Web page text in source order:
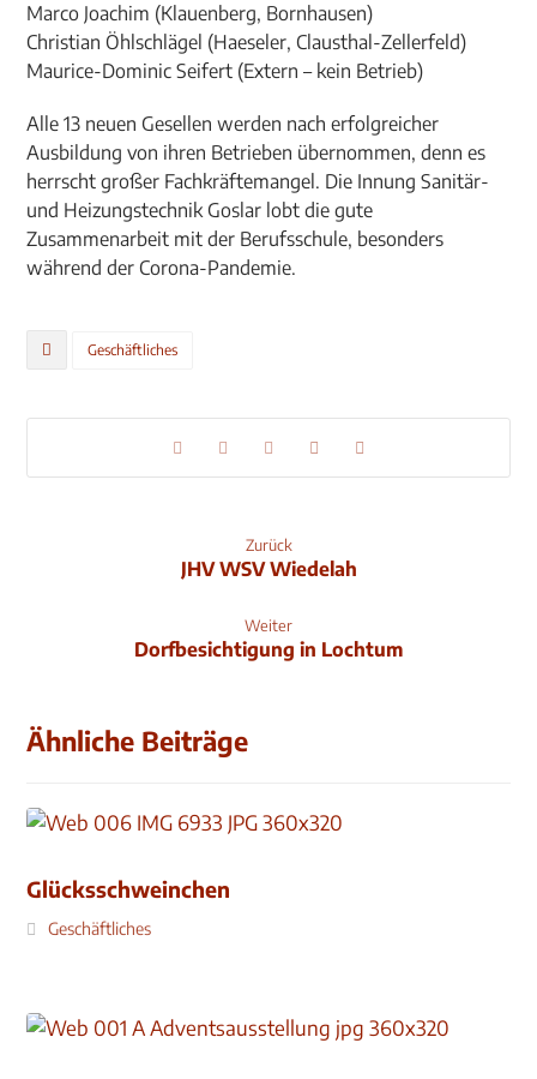
Marco Joachim (Klauenberg, Bornhausen)
Christian Öhlschlägel (Haeseler, Clausthal-Zellerfeld)
Maurice-Dominic Seifert (Extern – kein Betrieb)
Alle 13 neuen Gesellen werden nach erfolgreicher
Ausbildung von ihren Betrieben übernommen, denn es
herrscht großer Fachkräftemangel. Die Innung Sanitär-
und Heizungstechnik Goslar lobt die gute
Zusammenarbeit mit der Berufsschule, besonders
während der Corona-Pandemie.
Geschäftliches
Zurück
JHV WSV Wiedelah
Weiter
Dorfbesichtigung in Lochtum
Ähnliche Beiträge
Glücksschweinchen
Geschäftliches